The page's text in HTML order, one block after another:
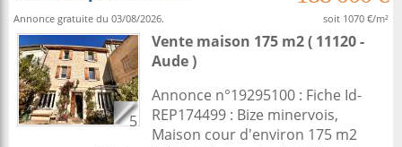
Annonce gratuite du 03/08/2026. soit 1070 €/m²
5
Vente maison 175 m2( 11120 -
Aude )
Annonce n°19295100 : Fiche Id-
REP174499 : Bize minervois,
Maison cour d'environ 175 m2